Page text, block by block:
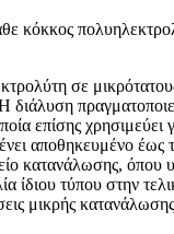
κόκκος
σε
επίσης χρησιμεύει
αποθηκευμένο έως
κατανάλωσης, όπου
ίδιου τύπου στην
μικρής